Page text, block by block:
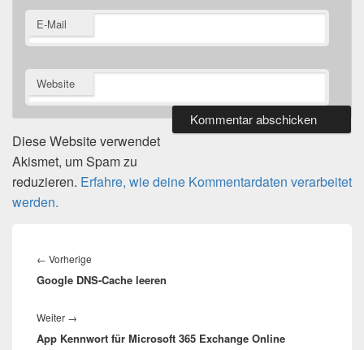
E-Mail
Website
Diese Website verwendet
Akismet, um Spam zu
reduzieren. Erfahre, wie deine Kommentardaten verarbeitet
werden.
← Vorherige
Beitrag:
Google DNS-Cache leeren
Weiter →
Beitrag:
App Kennwort für Microsoft 365 Exchange Online